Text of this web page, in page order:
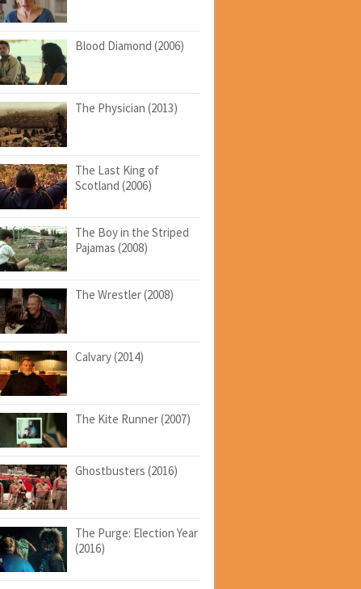
Blood Diamond (2006)
The Physician (2013)
The Last King of
Scotland (2006)
The Boy in the Striped
Pajamas (2008)
The Wrestler (2008)
Calvary (2014)
The Kite Runner (2007)
Ghostbusters (2016)
The Purge: Election Year
(2016)